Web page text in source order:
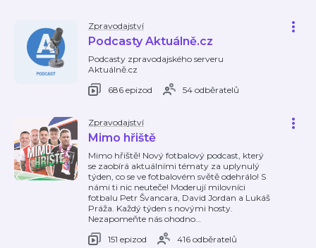
Zpravodajství
Podcasty Aktuálně.cz
Podcasty zpravodajského serveru
Aktuálně.cz
686 epizod
54 odběratelů
Zpravodajství
Mimo hřiště
Mimo hřiště! Nový fotbalový podcast, který
se zaobírá aktuálními tématy za uplynulý
týden, co se ve fotbalovém světě odehrálo! S
námi ti nic neuteče! Moderují milovníci
fotbalu Petr Švancara, David Jordan a Lukáš
Práža. Každý týden s novými hosty.
Nezapomeňte nás ohodno…
151 epizod
416 odběratelů